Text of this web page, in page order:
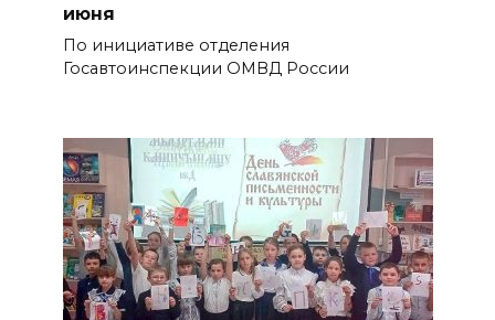
июня
По инициативе отделения
Госавтоинспекции ОМВД России